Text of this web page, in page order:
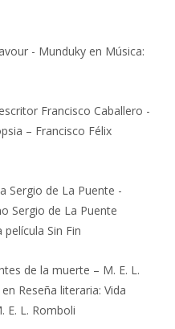
- Munduky en Música:
Francisco Caballero -
– Francisco Félix
Sergio de La Puente -
Sergio de La Puente
Sin Fin
de la muerte – M. E. L.
en Reseña literaria: Vida
E. L. Romboli